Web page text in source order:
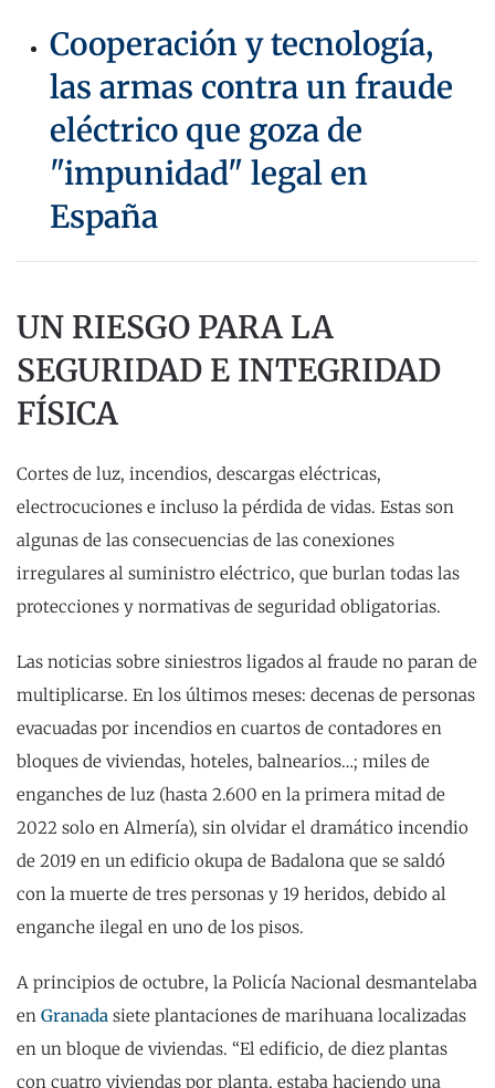
Cooperación y tecnología,
las armas contra un fraude
eléctrico que goza de
"impunidad" legal en
España
UN RIESGO PARA LA
SEGURIDAD E INTEGRIDAD
FÍSICA
Cortes de luz, incendios, descargas eléctricas,
electrocuciones e incluso la pérdida de vidas. Estas son
algunas de las consecuencias de las conexiones
irregulares al suministro eléctrico, que burlan todas las
protecciones y normativas de seguridad obligatorias.
Las noticias sobre siniestros ligados al fraude no paran de
multiplicarse. En los últimos meses: decenas de personas
evacuadas por incendios en cuartos de contadores en
bloques de viviendas, hoteles, balnearios…; miles de
enganches de luz (hasta 2.600 en la primera mitad de
2022 solo en Almería), sin olvidar el dramático incendio
de 2019 en un edificio okupa de Badalona que se saldó
con la muerte de tres personas y 19 heridos, debido al
enganche ilegal en uno de los pisos.
A principios de octubre, la Policía Nacional desmantelaba
en Granada siete plantaciones de marihuana localizadas
en un bloque de viviendas. “El edificio, de diez plantas
con cuatro viviendas por planta, estaba haciendo una